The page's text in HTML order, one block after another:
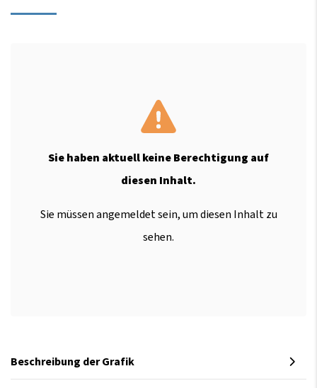
Sie haben aktuell keine Berechtigung auf
diesen Inhalt.
Sie müssen angemeldet sein, um diesen Inhalt zu
sehen.
Beschreibung der Grafik